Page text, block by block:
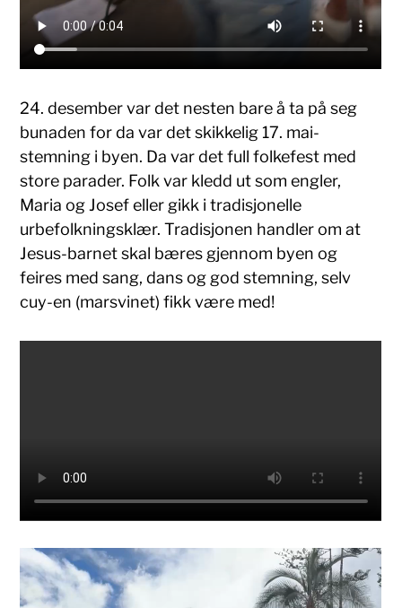
24. desember var det nesten bare å ta på seg
bunaden for da var det skikkelig 17. mai-
stemning i byen. Da var det full folkefest med
store parader. Folk var kledd ut som engler,
Maria og Josef eller gikk i tradisjonelle
urbefolkningsklær. Tradisjonen handler om at
Jesus-barnet skal bæres gjennom byen og
feires med sang, dans og god stemning, selv
cuy-en (marsvinet) fikk være med!